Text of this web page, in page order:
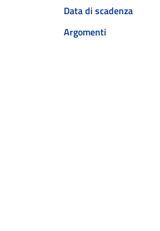
Data di scadenza
Argomenti